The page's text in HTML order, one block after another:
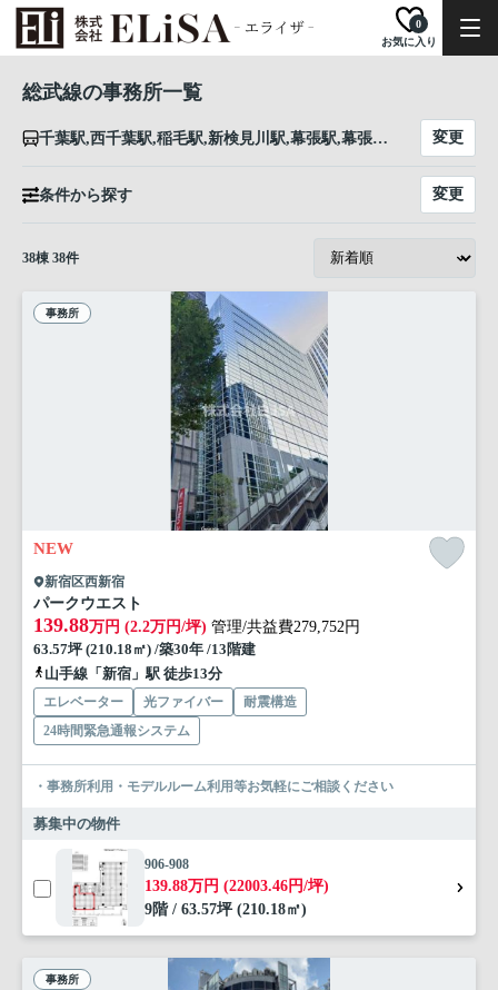
お気に入り
0
総武線の事務所一覧
千葉駅,西千葉駅,稲毛駅,新検見川駅,幕張駅,幕張本郷駅,津田沼駅,東船橋駅,船橋駅,西船橋駅,下総中山駅,本八幡駅,市川駅,小岩駅,新小岩駅,平井駅,亀戸駅,錦糸町駅,両国駅,浅草橋駅,秋葉原駅,御茶ノ水駅,水道橋駅,飯田橋駅,市ケ谷駅,四ツ谷駅,信濃町駅,千駄ケ谷駅,代々木駅,新宿駅,大久保駅,東中野駅,中野駅,高円寺駅,阿佐ケ谷駅,荻窪駅,西荻窪駅,吉祥寺駅,三鷹駅 変更
条件から探す 変更
38棟 38件
事務所
NEW
新宿区西新宿
パークウエスト
139.88万円 (2.2万円/坪) 管理/共益費279,752円
63.57坪 (210.18㎡) /築30年 /13階建
山手線「新宿」駅 徒歩13分
エレベーター 光ファイバー
耐震構造
24時間緊急通報システム
・事務所利用・モデルルーム利用等お気軽にご相談ください
募集中の物件
906-908
139.88万円 (22003.46円/坪)
9階 / 63.57坪 (210.18㎡)
事務所